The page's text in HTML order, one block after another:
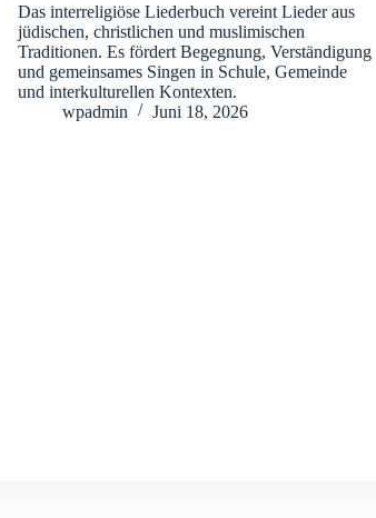
Das interreligiöse Liederbuch vereint Lieder aus
jüdischen, christlichen und muslimischen
Traditionen. Es fördert Begegnung, Verständigung
und gemeinsames Singen in Schule, Gemeinde
und interkulturellen Kontexten.
wpadmin
Juni 18, 2026